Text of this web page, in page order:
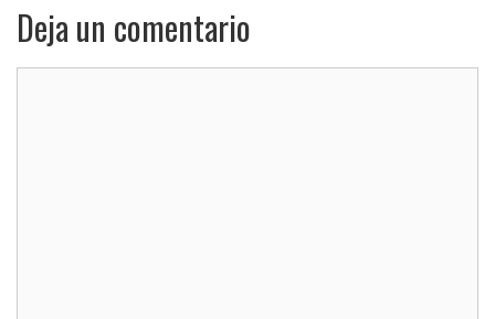
Deja un comentario